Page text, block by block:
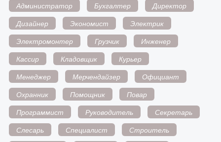
Администратор Бухгалтер
Директор
Дизайнер
Экономист
Электрик
Электромонтер
Грузчик
Инженер
Кассир
Кладовщик
Курьер
Менеджер
Мерчендайзер
Официант
Охранник
Помощник
Повар
Программист
Руководитель
Секретарь
Слесарь
Специалист
Строитель